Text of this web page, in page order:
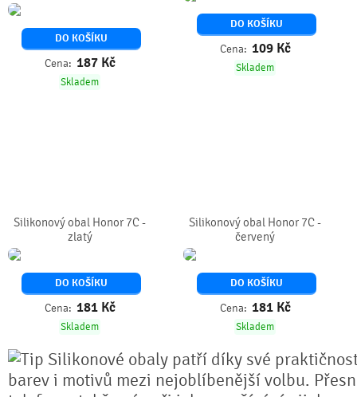
DO KOŠÍKU
Cena: 187 Kč
Skladem
DO KOŠÍKU
Cena: 109 Kč
Skladem
Silikonový obal Honor 7C -
zlatý
DO KOŠÍKU
Cena: 181 Kč
Skladem
Silikonový obal Honor 7C -
červený
DO KOŠÍKU
Cena: 181 Kč
Skladem
Silikonové obaly patří díky své
barev i motivů mezi nejoblíbenější volbu.